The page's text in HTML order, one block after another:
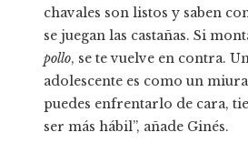
chavales son listos y saben
se juegan las castañas. Si
pollo, se te vuelve en contra.
adolescente es como un
puedes enfrentarlo de cara,
ser más hábil”, añade Ginés.